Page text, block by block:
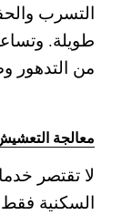
التسرب
طويلة.
من التدهور
معالجة
لا تقتصر
السكنية